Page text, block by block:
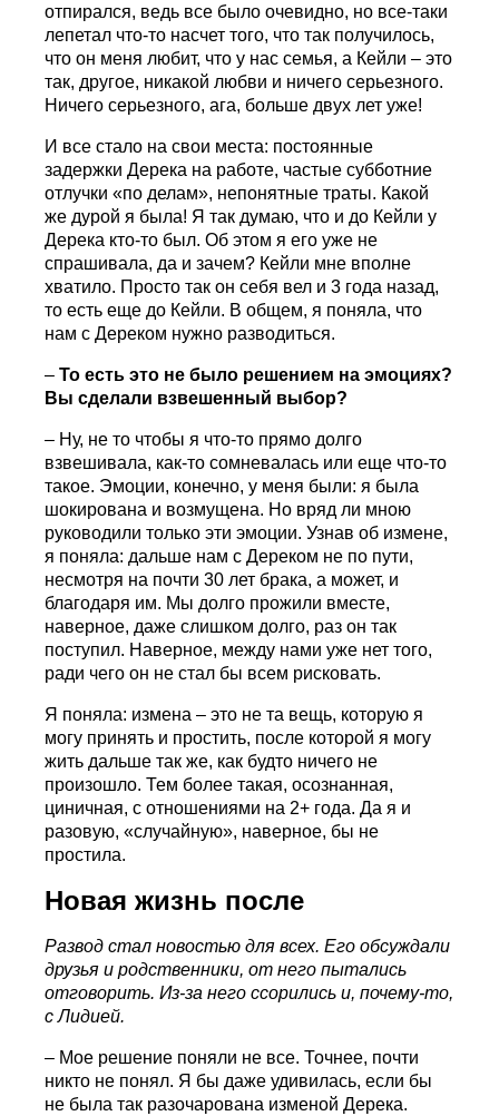
отпирался, ведь все было очевидно, но все-таки
лепетал что-то насчет того, что так получилось,
что он меня любит, что у нас семья, а Кейли – это
так, другое, никакой любви и ничего серьезного.
Ничего серьезного, ага, больше двух лет уже!
И все стало на свои места: постоянные
задержки Дерека на работе, частые субботние
отлучки «по делам», непонятные траты. Какой
же дурой я была! Я так думаю, что и до Кейли у
Дерека кто-то был. Об этом я его уже не
спрашивала, да и зачем? Кейли мне вполне
хватило. Просто так он себя вел и 3 года назад,
то есть еще до Кейли. В общем, я поняла, что
нам с Дереком нужно разводиться.
–То есть это не было решением на эмоциях?
Вы сделали взвешенный выбор?
– Ну, не то чтобы я что-то прямо долго
взвешивала, как-то сомневалась или еще что-то
такое. Эмоции, конечно, у меня были: я была
шокирована и возмущена. Но вряд ли мною
руководили только эти эмоции. Узнав об измене,
я поняла: дальше нам с Дереком не по пути,
несмотря на почти 30 лет брака, а может, и
благодаря им. Мы долго прожили вместе,
наверное, даже слишком долго, раз он так
поступил. Наверное, между нами уже нет того,
ради чего он не стал бы всем рисковать.
Я поняла: измена – это не та вещь, которую я
могу принять и простить, после которой я могу
жить дальше так же, как будто ничего не
произошло. Тем более такая, осознанная,
циничная, с отношениями на 2+ года. Да я и
разовую, «случайную», наверное, бы не
простила.
Новая жизнь после
Развод стал новостью для всех. Его обсуждали
друзья и родственники, от него пытались
отговорить. Из-за него ссорились и, почему-то,
с Лидией.
– Мое решение поняли не все. Точнее, почти
никто не понял. Я бы даже удивилась, если бы
не была так разочарована изменой Дерека.